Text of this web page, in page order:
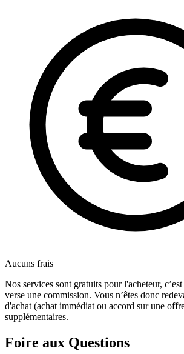
Aucuns frais
Nos services sont gratuits pour l'acheteur,
verse une commission. Vous n’êtes donc
d'achat (achat immédiat ou accord sur une
supplémentaires.
Foire aux Questions